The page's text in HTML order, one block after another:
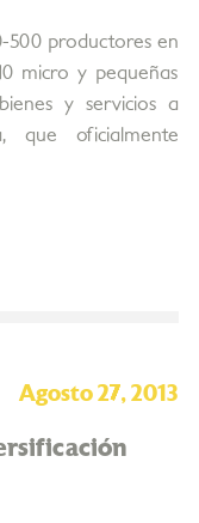
500 productores en
micro y pequeñas
y servicios a
que oficialmente
Agosto 27, 2013